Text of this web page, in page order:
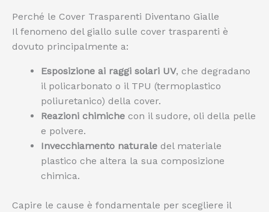
Perché le Cover Trasparenti Diventano Gialle
Il fenomeno del giallo sulle cover trasparenti è
dovuto principalmente a:
Esposizione ai raggi solari UV, che degradano
il policarbonato o il TPU (termoplastico
poliuretanico) della cover.
Reazioni chimiche con il sudore, oli della pelle
e polvere.
Invecchiamento naturale del materiale
plastico che altera la sua composizione
chimica.
Capire le cause è fondamentale per scegliere il